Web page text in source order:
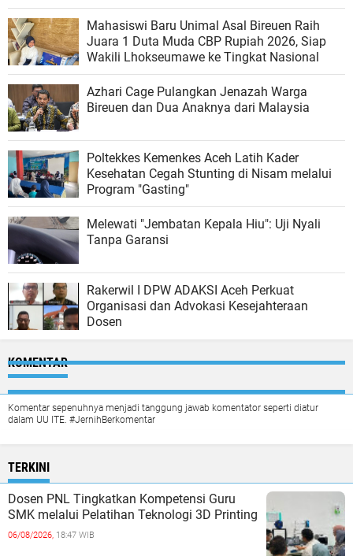
Mahasiswi Baru Unimal Asal Bireuen Raih
Juara 1 Duta Muda CBP Rupiah 2026, Siap
Wakili Lhokseumawe ke Tingkat Nasional
Azhari Cage Pulangkan Jenazah Warga
Bireuen dan Dua Anaknya dari Malaysia
Poltekkes Kemenkes Aceh Latih Kader
Kesehatan Cegah Stunting di Nisam melalui
Program "Gasting"
Melewati "Jembatan Kepala Hiu": Uji Nyali
Tanpa Garansi
Rakerwil I DPW ADAKSI Aceh Perkuat
Organisasi dan Advokasi Kesejahteraan
Dosen
KOMENTAR
Komentar sepenuhnya menjadi tanggung jawab komentator seperti diatur
dalam UU ITE. #JernihBerkomentar
TERKINI
Dosen PNL Tingkatkan Kompetensi Guru
SMK melalui Pelatihan Teknologi 3D Printing
06/08/2026, 18:47 WIB